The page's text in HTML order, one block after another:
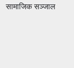
सामाजिक सञ्जाल